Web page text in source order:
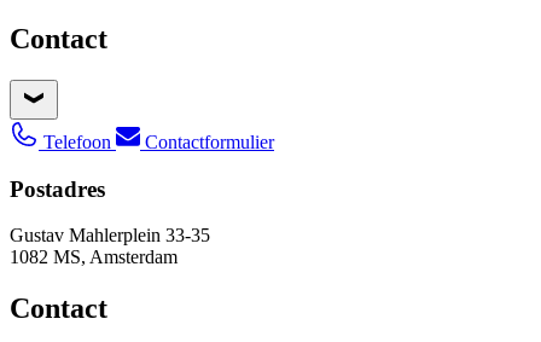
Contact
Telefoon Contactformulier
Postadres
Gustav Mahlerplein 33-35
1082 MS, Amsterdam
Contact